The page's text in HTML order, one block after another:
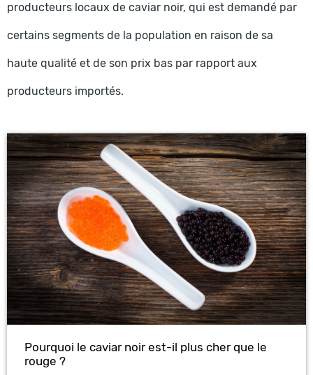
producteurs locaux de caviar noir, qui est demandé par
certains segments de la population en raison de sa
haute qualité et de son prix bas par rapport aux
producteurs importés.
Pourquoi le caviar noir est-il plus cher que le
rouge ?